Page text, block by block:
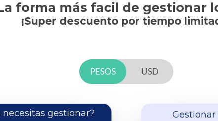
forma más facil de gestionar
¡Super descuento por tiempo
PESOS USD
necesitas gestionar? Gestionar